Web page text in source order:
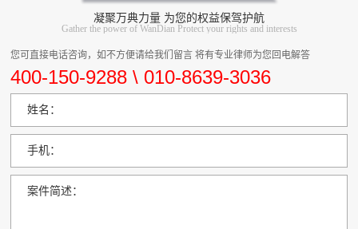
凝聚万典力量 为您的权益保驾护航
Gather the power of WanDian Protect your rights and interests
您可直接电话咨询，如不方便请给我们留言 将有专业律师为您回电解答
400-150-9288 \ 010-8639-3036
姓名：
手机：
案件简述：